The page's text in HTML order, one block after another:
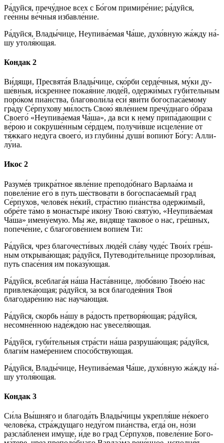
Ра́­дуй­ся, пречу́дное всех с Бо́­гом при­ми­ре́­ние; ра́­дуй­ся,
гее́нны ве́ч­ныя из­бав­ле́­ние.
Ра́­дуй­ся, Вла­ды́­чи­це, Неупива́емая Ча́ше, духо́вную жа́жду на́­
шу утоля́ющая.
Кондак 2
Ви́­дя­щи, Пре­свя­та́я Вла­ды́­чи­це, ско́р­би сер­де́ч­ныя, му́­ки ду­
ше́в­ныя, и́скреннее по­кая́­ние лю­де́й, одержи́мых губи́тельным
поро́ком пиа́нства, бла­го­во­ли́­ла еси́ яви́­ти богоспаса́емому
гра́­ду Се́рпухову ми́­лость Свою́ яв­ле́­ни­ем пречу́днаго о́браза
Сво­его́ «Неупива́емая Ча́ша», да вси к не­му́ припа́дающии с
ве́­рою и со­кру­ше́н­ным се́рд­цем, по­лу­чи́в­ше ис­це­ле́­ние от
тя́жкаго не­ду́­га сво­его́, из глу­би­ны́ души́ во­пи­ю́т Бо́­гу: Алли­
лу́иа.
Икос 2
Разуме́в трикра́тное яв­ле́­ние преподо́бнаго Варлаа́ма и
повеле́ние его́ в путь ше́ствовати в богоспаса́емый град
Се́рпухов, че­ло­ве́к не́кий, стра́стию пиа́нства одержи́мый,
обре́те та́­мо в монастыре́ ико́­ну Твою́ свя­ту́ю, «Неупива́емая
Ча́ша» имену́емую. Мы же, ви́­дя­ще та­ко­во́е о нас, гре́ш­ных,
попече́ние, с благогове́нием во­пи­е́м Ти:
Ра́­дуй­ся, чрез бла­го­чес­ти́­вых лю­де́й сла́­ву чу­де́с Тво­и́х гре́ш­
ным от­кры­ва́ю­щая; ра́­дуй­ся, Путеводи́тельнице прозорли́вая,
путь спа­се́­ния им показу́ющая.
Ра́­дуй­ся, всеблага́я на́­ша Нас­та́в­ни­це, лю­бо́­вию Твое́ю нас
привлека́ющая; ра́­дуй­ся, за вся благодея́ния Твоя́
благодаре́нию нас науча́ющая.
Ра́­дуй­ся, скорбь на́­шу в ра́­дость пре­тво­ря́ю­щая; ра́­дуй­ся,
несомне́нною на­де́ж­дою нас уве­се­ля́ю­щая.
Ра́­дуй­ся, губи́тельныя стра́с­ти на́­ша раз­ру­ша́ю­щая; ра́­дуй­ся,
бла­ги́м на­ме́­ре­ни­ем спо­со́б­ствую­щая.
Ра́­дуй­ся, Вла­ды́­чи­це, Неупива́емая Ча́ше, духо́вную жа́жду на́­
шу утоля́ющая.
Кондак 3
Си́­ла Вы́ш­ня­го и бла­го­да́ть Влады́чицы укрепля́ше не́коего
че­ло­ве́­ка, стра́ждущаго неду́гом пиа́нства, ег­да́ он, но́зи
разсла́бленеи иму́ще, и́де во град Се́рпухов, повеле́ние Бо­го­